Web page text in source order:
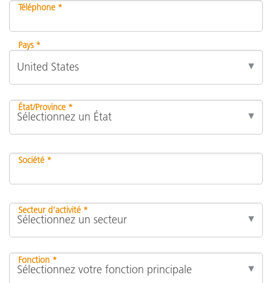
Téléphone *
Pays *
État/Province *
Société *
Secteur d’activité *
Fonction *